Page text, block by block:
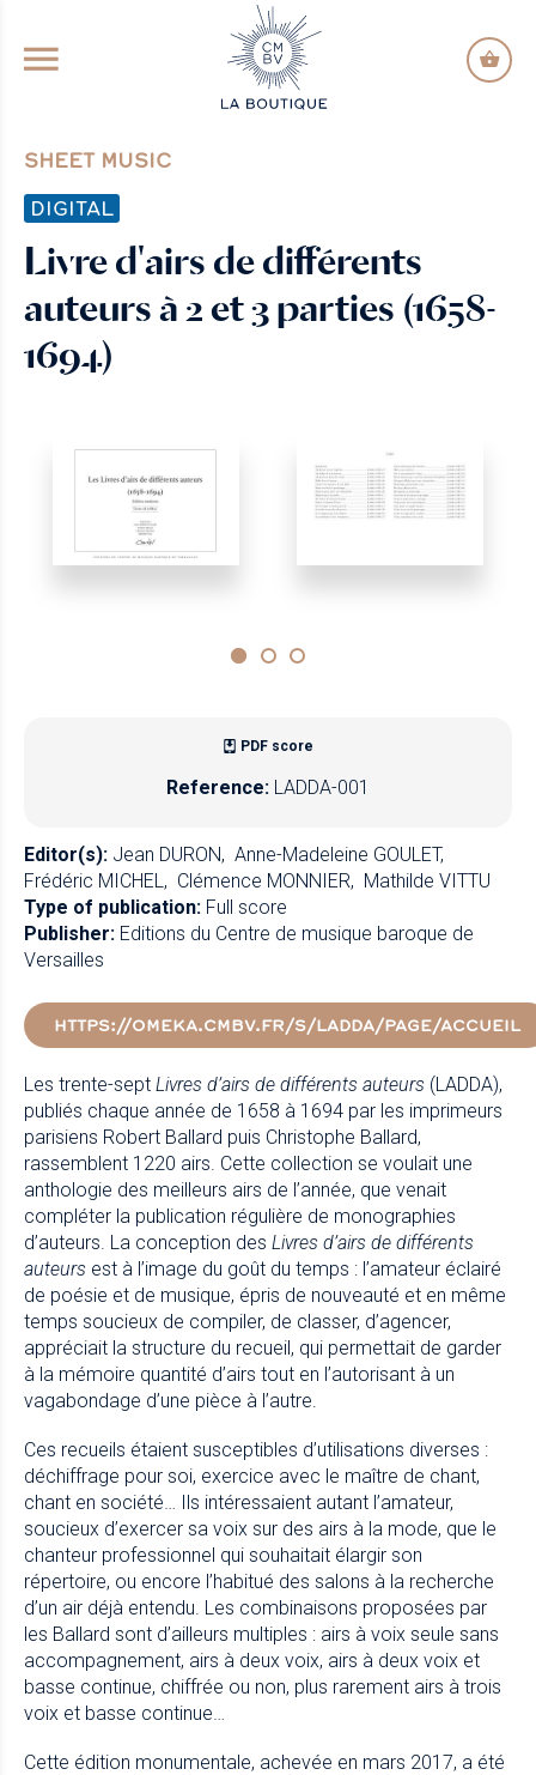
GO TO PRINCIPAL CONTENT
SHEET MUSIC
DIGITAL
Livre d'airs de différents
auteurs à 2 et 3 parties (1658-
1694)
PDF score
Reference: LADDA-001
Editor(s): Jean DURON
Anne-Madeleine GOULET
Frédéric MICHEL
Clémence MONNIER
Mathilde VITTU
Type of publication: Full score
Publisher: Editions du Centre de musique baroque de
Versailles
HTTPS://OMEKA.CMBV.FR/S/LADDA/PAGE/ACCUEIL
Les trente-sept Livres d’airs de différents auteurs (LADDA),
publiés chaque année de 1658 à 1694 par les imprimeurs
parisiens Robert Ballard puis Christophe Ballard,
rassemblent 1220 airs. Cette collection se voulait une
anthologie des meilleurs airs de l’année, que venait
compléter la publication régulière de monographies
d’auteurs. La conception des Livres d’airs de différents
auteurs est à l’image du goût du temps : l’amateur éclairé
de poésie et de musique, épris de nouveauté et en même
temps soucieux de compiler, de classer, d’agencer,
appréciait la structure du recueil, qui permettait de garder
à la mémoire quantité d’airs tout en l’autorisant à un
vagabondage d’une pièce à l’autre.
Ces recueils étaient susceptibles d’utilisations diverses :
déchiffrage pour soi, exercice avec le maître de chant,
chant en société… Ils intéressaient autant l’amateur,
soucieux d’exercer sa voix sur des airs à la mode, que le
chanteur professionnel qui souhaitait élargir son
répertoire, ou encore l’habitué des salons à la recherche
d’un air déjà entendu. Les combinaisons proposées par
les Ballard sont d’ailleurs multiples : airs à voix seule sans
accompagnement, airs à deux voix, airs à deux voix et
basse continue, chiffrée ou non, plus rarement airs à trois
voix et basse continue…
Cette édition monumentale, achevée en mars 2017, a été